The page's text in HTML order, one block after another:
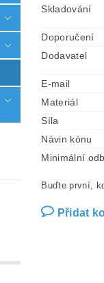
Skladování
Doporučení
Dodavatel
E-mail
Materiál
Síla
Návin kónu
Minimální
Buďte první,
Přidat